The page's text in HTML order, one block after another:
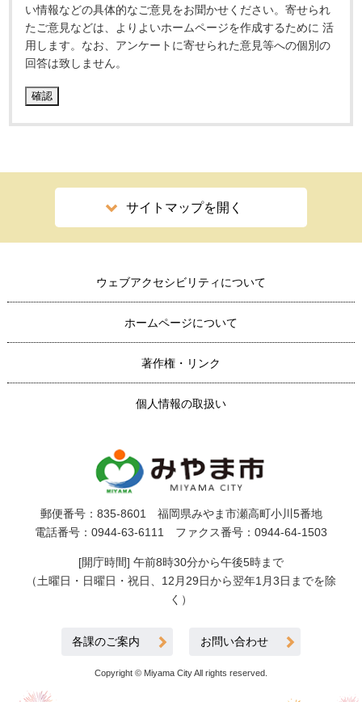
い情報などの具体的なご意見をお聞かせください。寄せられ
たご意見などは、よりよいホームページを作成するために 活
用します。なお、アンケートに寄せられた意見等への個別の
回答は致しません。
サイトマップを開く
ウェブアクセシビリティについて
ホームページについて
著作権・リンク
個人情報の取扱い
郵便番号：835-8601 福岡県みやま市瀬高町小川5番地
電話番号：0944-63-6111 ファクス番号：0944-64-1503
[開庁時間] 午前8時30分から午後5時まで
（土曜日・日曜日・祝日、12月29日から翌年1月3日までを除
く）
各課のご案内 お問い合わせ
Copyright © Miyama City All rights reserved.